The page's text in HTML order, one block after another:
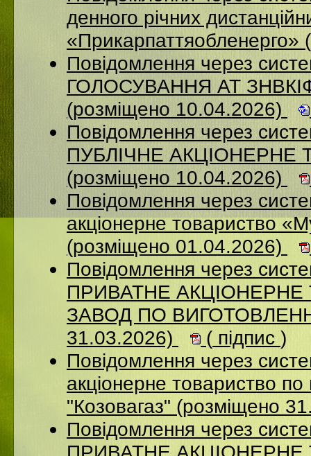
денного річних
Повідомлення через
ГОЛОСУВАННЯ АТ
(розміщено 10.04.2026)
Повідомлення через
ПУБЛІЧНЕ
(розміщено 10.04.2026)
Повідомлення через
акціонерне товариство
(розміщено 01.04.2026)
Повідомлення через
ПРИВАТНЕ
ЗАВОД ПО
31.03.2026)
( підпис )
Повідомлення через
акціонерне товариство по
"Козовагаз" (розміщено
Повідомлення через